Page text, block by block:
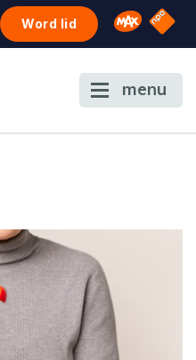
Word lid Omroep
NPO
menu